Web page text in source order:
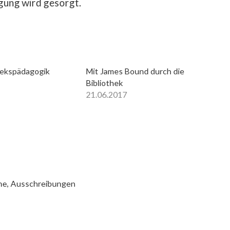
wird gesorgt.
Mit James Bound durch die
Bibliothek
21.06.2017
Ausschreibungen